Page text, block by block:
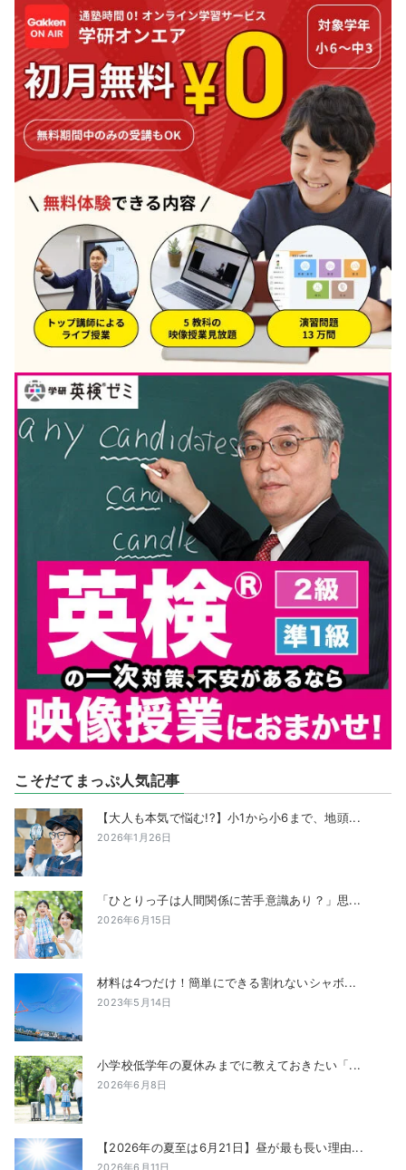
こそだてまっぷ人気記事
【大人も本気で悩む!?】小1から小6まで、地頭...
2026年1月26日
「ひとりっ子は人間関係に苦手意識あり？」思...
2026年6月15日
材料は4つだけ！簡単にできる割れないシャボ...
2023年5月14日
小学校低学年の夏休みまでに教えておきたい「...
2026年6月8日
【2026年の夏至は6月21日】昼が最も長い理由...
2026年6月11日